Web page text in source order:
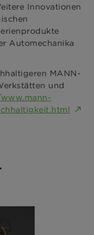
Innovationen
Automechanika
MANN-
und